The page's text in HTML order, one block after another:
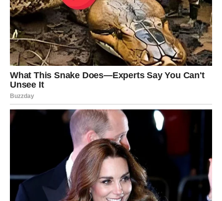
“NJEMAČKA SLADOLEDNA TORTA” Napravljena od
samo nekoliko sastojaka…